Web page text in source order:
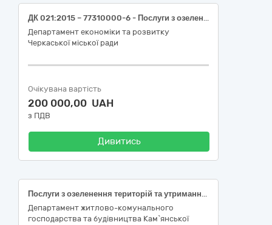
ДК 021:2015 – 77310000-6 - Послуги з озеленення територій та утримання зелених насаджень (Утримання прибудинкових територій об’єктів, які перебувають на балансі департамент, а саме косіння трави, обрізка та видалення аварійних дерев)
Департамент економіки та розвитку
Черкаської міської ради
Очікувана вартість
200 000,00 UAH
з ПДВ
Дивитись
Послуги з озеленення територій та утримання зелених насаджень на території правобережної частини міста (вирізання порослі та викошування газонів ручними газонокосарками на рівнинах та схилах, згрібання скошеної трави та порослі) за ДК 021:2015 – код 77310000-6 - Послуги з озеленення територій та утримання зелених насаджень
Депаpтамент житлово-комунального
господарства та будівництва Кам`янської